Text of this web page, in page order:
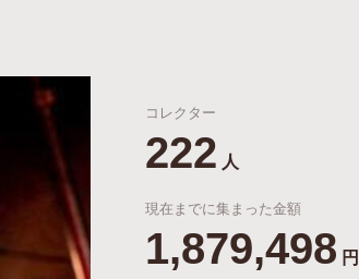
特集から探す 最新進捗報告から探す
プロジェクト
コレクター
222 人
現在までに集まった金額
1,879,498 円